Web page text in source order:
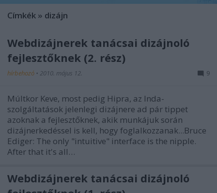
Címkék » dizájn
Webdizájnerek tanácsai dizájnoló
fejlesztőknek (2. rész)
hírbehozó • 2010. május 12. 9
Múltkor Keve, most pedig Hipra, az Inda-
szolgáltatások jelenlegi dizájnere ad pár tippet
azoknak a fejlesztőknek, akik munkájuk során
dizájnerkedéssel is kell, hogy foglalkozzanak...Bruce
Ediger: The only "intuitive" interface is the nipple.
After that it's all…
Webdizájnerek tanácsai dizájnoló